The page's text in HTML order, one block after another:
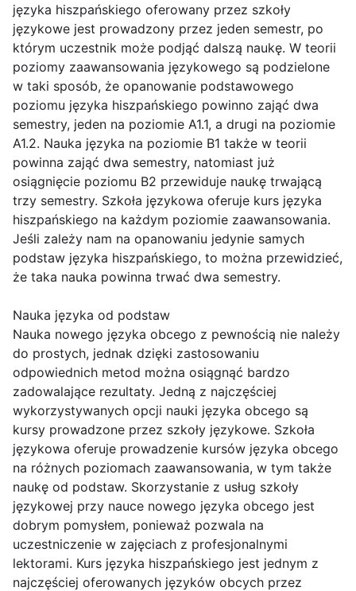
języka hiszpańskiego oferowany przez szkoły
językowe jest prowadzony przez jeden semestr, po
którym uczestnik może podjąć dalszą naukę. W teorii
poziomy zaawansowania językowego są podzielone
w taki sposób, że opanowanie podstawowego
poziomu języka hiszpańskiego powinno zająć dwa
semestry, jeden na poziomie A1.1, a drugi na poziomie
A1.2. Nauka języka na poziomie B1 także w teorii
powinna zająć dwa semestry, natomiast już
osiągnięcie poziomu B2 przewiduje naukę trwającą
trzy semestry. Szkoła językowa oferuje kurs języka
hiszpańskiego na każdym poziomie zaawansowania.
Jeśli zależy nam na opanowaniu jedynie samych
podstaw języka hiszpańskiego, to można przewidzieć,
że taka nauka powinna trwać dwa semestry.
Nauka języka od podstaw
Nauka nowego języka obcego z pewnością nie należy
do prostych, jednak dzięki zastosowaniu
odpowiednich metod można osiągnąć bardzo
zadowalające rezultaty. Jedną z najczęściej
wykorzystywanych opcji nauki języka obcego są
kursy prowadzone przez szkoły językowe. Szkoła
językowa oferuje prowadzenie kursów języka obcego
na różnych poziomach zaawansowania, w tym także
naukę od podstaw. Skorzystanie z usług szkoły
językowej przy nauce nowego języka obcego jest
dobrym pomysłem, ponieważ pozwala na
uczestniczenie w zajęciach z profesjonalnymi
lektorami. Kurs języka hiszpańskiego jest jednym z
najczęściej oferowanych języków obcych przez